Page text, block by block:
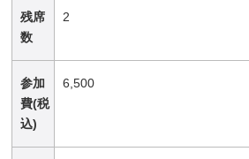
残席
数
2
参加
費(税
込)
6,500